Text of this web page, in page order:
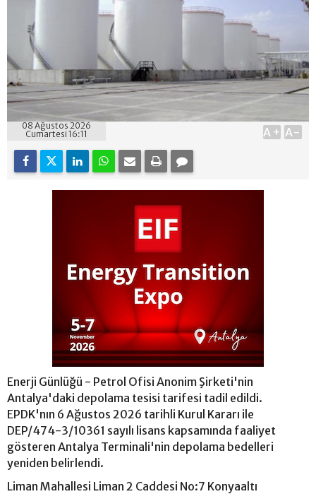
08 Ağustos 2026
Cumartesi 16:11
A+ A-
Enerji Günlüğü - Petrol Ofisi Anonim Şirketi'nin
Antalya'daki depolama tesisi tarifesi tadil edildi.
EPDK'nın 6 Ağustos 2026 tarihli Kurul Kararı ile
DEP/474-3/10361 sayılı lisans kapsamında faaliyet
gösteren Antalya Terminali'nin depolama bedelleri
yeniden belirlendi.
Liman Mahallesi Liman 2 Caddesi No:7 Konyaaltı